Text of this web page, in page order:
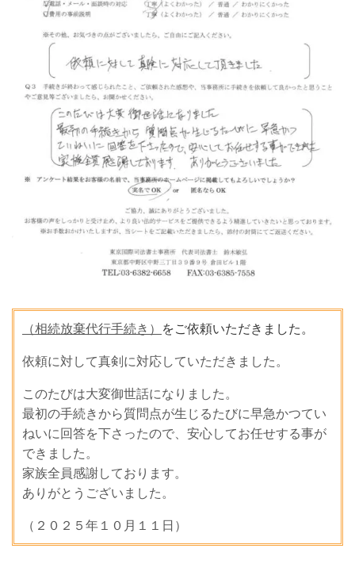
（相続放棄代行手続き） をご依頼いただきました。
依頼に対して真剣に対応していただきました。
このたびは大変御世話になりました。
最初の手続きから質問点が生じるたびに早急かつてい
ねいに回答を下さったので、安心してお任せする事が
できました。
家族全員感謝しております。
ありがとうございました。
（２０２５年１０月１１日）